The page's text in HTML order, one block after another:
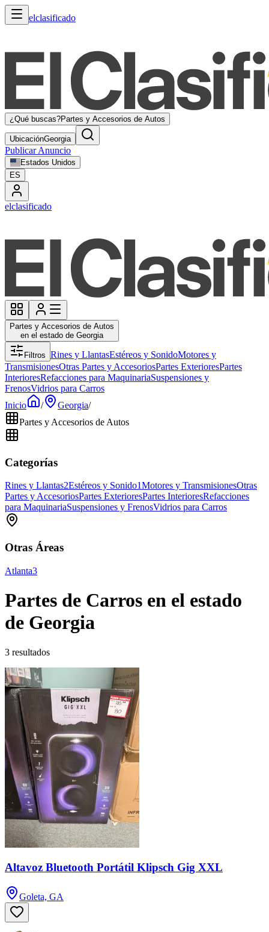
elclasificado
¿Qué buscas?Partes y Accesorios de Autos
UbicaciónGeorgia
Publicar Anuncio
Estados Unidos
ES
elclasificado
Partes y Accesorios de Autos
en el estado de Georgia
Filtros Rines y LlantasEstéreos y SonidoMotores y
TransmisionesOtras Partes y AccesoriosPartes ExterioresPartes
InterioresRefacciones para MaquinariaSuspensiones y
FrenosVidrios para Carros
Inicio
/ Georgia/
Partes y Accesorios de Autos
Categorías
Rines y Llantas2Estéreos y Sonido1Motores y TransmisionesOtras
Partes y AccesoriosPartes ExterioresPartes InterioresRefacciones
para MaquinariaSuspensiones y FrenosVidrios para Carros
Otras Áreas
Atlanta3
Partes de Carros en el estado
de Georgia
3 resultados
Altavoz Bluetooth Portátil Klipsch Gig XXL
Goleta, GA